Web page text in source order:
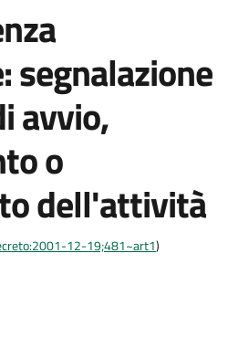
segnalazione
avvio,
o
dell'attività
12-19;481~art1)